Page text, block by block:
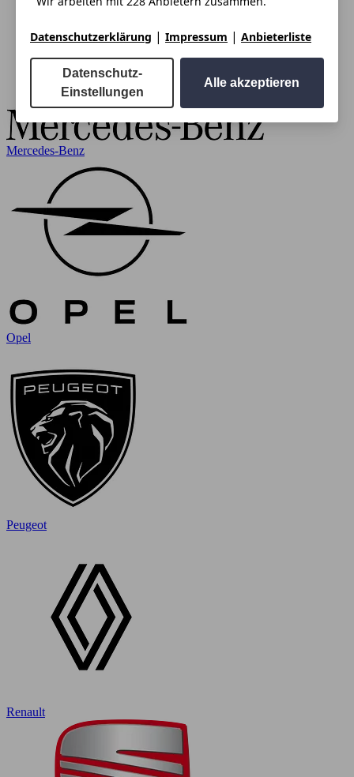
Mercedes-Benz
Opel
Peugeot
Renault
Datenschutzerklärung | Impressum | Anbieterliste
Datenschutz-
Einstellungen
Alle akzeptieren